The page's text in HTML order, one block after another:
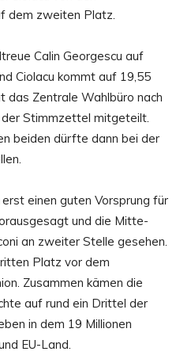
dem zweiten Platz.
Calin Georgescu auf
Ciolacu kommt auf 19,55
das Zentrale Wahlbüro nach
Stimmzettel mitgeteilt.
beiden dürfte dann bei der
einen guten Vorsprung für
und die Mitte-
an zweiter Stelle gesehen.
Platz vor dem
Zusammen kämen die
auf rund ein Drittel der
in dem 19 Millionen
EU-Land.